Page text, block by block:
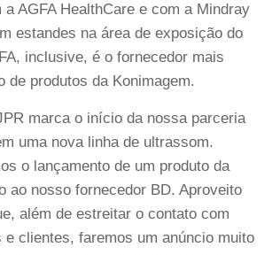
AGFA HealthCare e com a Mindray
estandes na área de exposição do
inclusive, é o fornecedor mais
de produtos da Konimagem.
marca o início da nossa parceria
uma nova linha de ultrassom.
o lançamento de um produto da
ao nosso fornecedor BD. Aproveito
além de estreitar o contato com
e clientes, faremos um anúncio muito